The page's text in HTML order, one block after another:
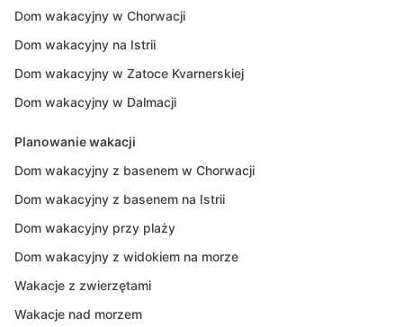
Dom wakacyjny w Chorwacji
Dom wakacyjny na Istrii
Dom wakacyjny w Zatoce Kvarnerskiej
Dom wakacyjny w Dalmacji
Planowanie wakacji
Dom wakacyjny z basenem w Chorwacji
Dom wakacyjny z basenem na Istrii
Dom wakacyjny przy plaży
Dom wakacyjny z widokiem na morze
Wakacje z zwierzętami
Wakacje nad morzem